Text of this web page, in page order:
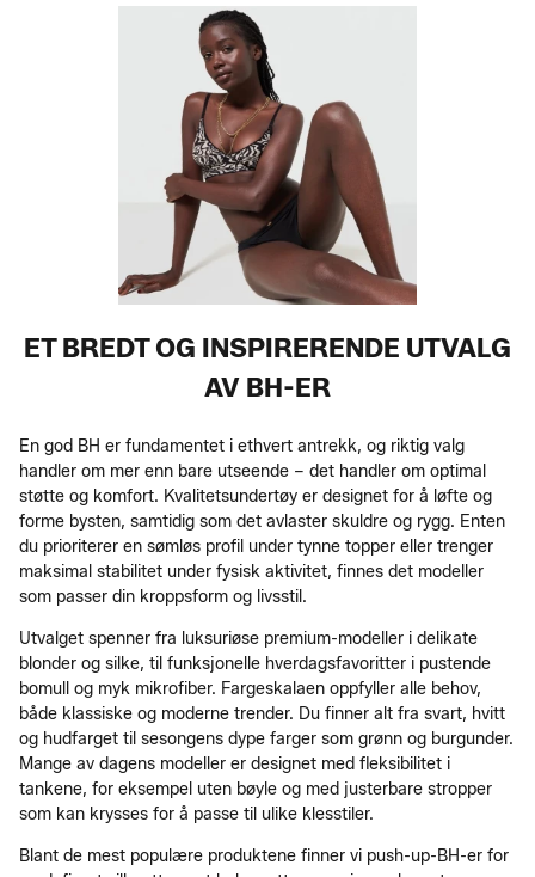
ET BREDT OG INSPIRERENDE UTVALG
AV BH-ER
En god BH er fundamentet i ethvert antrekk, og riktig valg
handler om mer enn bare utseende – det handler om optimal
støtte og komfort. Kvalitetsundertøy er designet for å løfte og
forme bysten, samtidig som det avlaster skuldre og rygg. Enten
du prioriterer en sømløs profil under tynne topper eller trenger
maksimal stabilitet under fysisk aktivitet, finnes det modeller
som passer din kroppsform og livsstil.
Utvalget spenner fra luksuriøse premium-modeller i delikate
blonder og silke, til funksjonelle hverdagsfavoritter i pustende
bomull og myk mikrofiber. Fargeskalaen oppfyller alle behov,
både klassiske og moderne trender. Du finner alt fra svart, hvitt
og hudfarget til sesongens dype farger som grønn og burgunder.
Mange av dagens modeller er designet med fleksibilitet i
tankene, for eksempel uten bøyle og med justerbare stropper
som kan krysses for å passe til ulike klesstiler.
Blant de mest populære produktene finner vi push-up-BH-er for